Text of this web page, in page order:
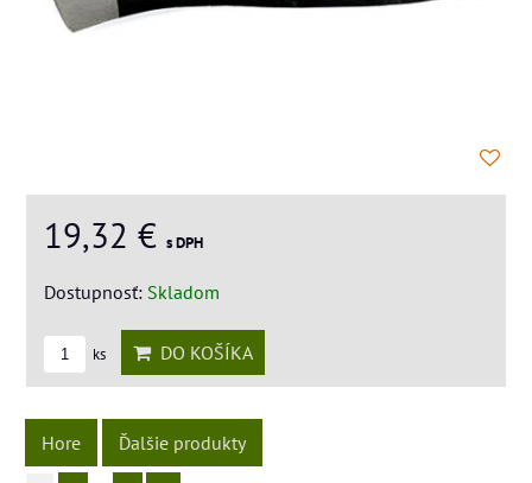
19,32 € s DPH
Dostupnosť: Skladom
ks DO KOŠÍKA
Hore Ďalšie produkty